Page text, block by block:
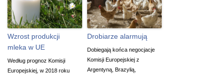
Wzrost produkcji
mleka w UE
Według prognoz Komisji
Europejskiej, w 2018 roku
Drobiarze alarmują
Dobiegają końca negocjacje
Komisji Europejskiej z
Argentyną, Brazylią,